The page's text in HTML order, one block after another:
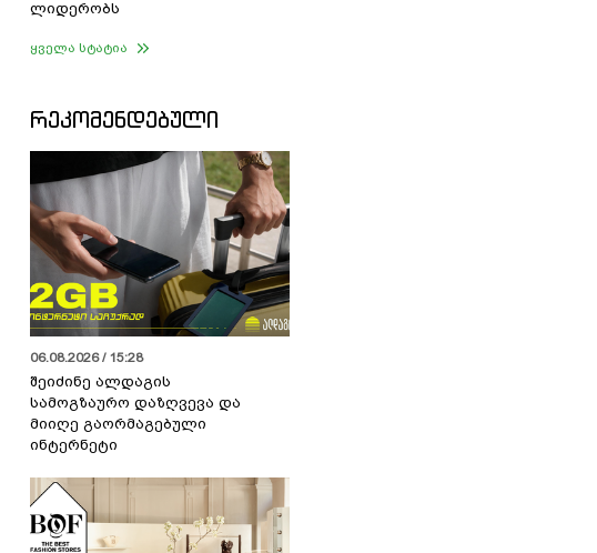
ლიდერობს
ყველა სტატია
ᲠᲔᲙᲝᲛᲔᲜᲓᲔᲑᲣᲚᲘ
06.08.2026 / 15:28
შეიძინე ალდაგის
სამოგზაურო დაზღვევა და
მიიღე გაორმაგებული
ინტერნეტი